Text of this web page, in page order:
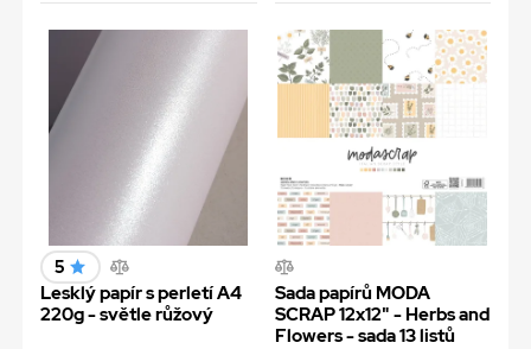
5
Lesklý papír s perletí A4
220g - světle růžový
Sada papírů MODA
SCRAP 12x12" - Herbs and
Flowers - sada 13 listů